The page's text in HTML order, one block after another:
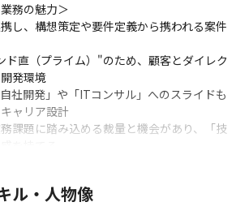
務の魅力＞
し、構想策定や要件定義から携われる案件
ド直（プライム）"のため、顧客とダイレク
発環境
社開発」や「ITコンサル」へのスライドも
ャリア設計
課題に踏み込める裁量と機会があり、「技
、特許取得済のテスト自動化AIアプリ
ル・人物像